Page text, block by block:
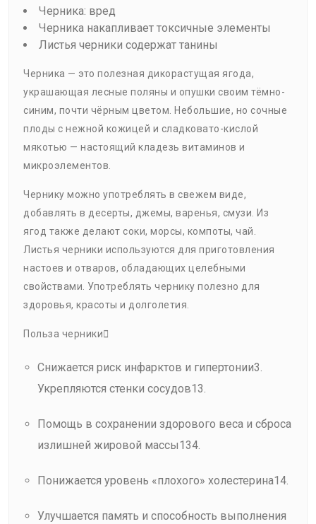
Черника: вред
Черника накапливает токсичные элементы
Листья черники содержат танины
Черника — это полезная дикорастущая ягода,
украшающая лесные поляны и опушки своим тёмно-
синим, почти чёрным цветом. Небольшие, но сочные
плоды с нежной кожицей и сладковато-кислой
мякотью — настоящий кладезь витаминов и
микроэлементов.
Чернику можно употреблять в свежем виде,
добавлять в десерты, джемы, варенья, смузи. Из
ягод также делают соки, морсы, компоты, чай.
Листья черники используются для приготовления
настоев и отваров, обладающих целебными
свойствами. Употреблять чернику полезно для
здоровья, красоты и долголетия.
Польза черники
Снижается риск инфарктов и гипертонии3.
Укрепляются стенки сосудов13.
Помощь в сохранении здорового веса и сброса
излишней жировой массы134.
Понижается уровень «плохого» холестерина14.
Улучшается память и способность выполнения